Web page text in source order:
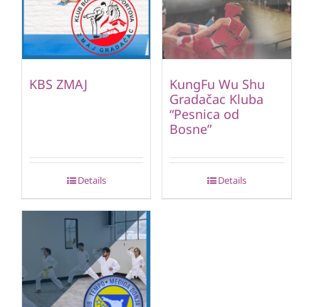
KBS ZMAJ
Details
KungFu Wu Shu
Gradačac Kluba
“Pesnica od
Bosne”
Details